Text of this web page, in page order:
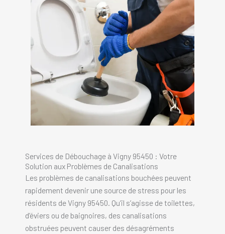
Services de Débouchage à Vigny 95450 : Votre
Solution aux Problèmes de Canalisations
Les problèmes de canalisations bouchées peuvent
rapidement devenir une source de stress pour les
résidents de Vigny 95450. Qu’il s’agisse de toilettes,
d’éviers ou de baignoires, des canalisations
obstruées peuvent causer des désagréments